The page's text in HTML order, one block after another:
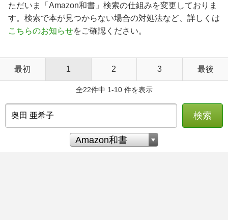
ただいま「Amazon和書」検索の仕組みを変更しておりま
す。検索で本が見つからない場合の対処法など、詳しくは
こちらのお知らせをご確認ください。
最初 1 2 3 最後
全22件中 1-10 件を表示
検索